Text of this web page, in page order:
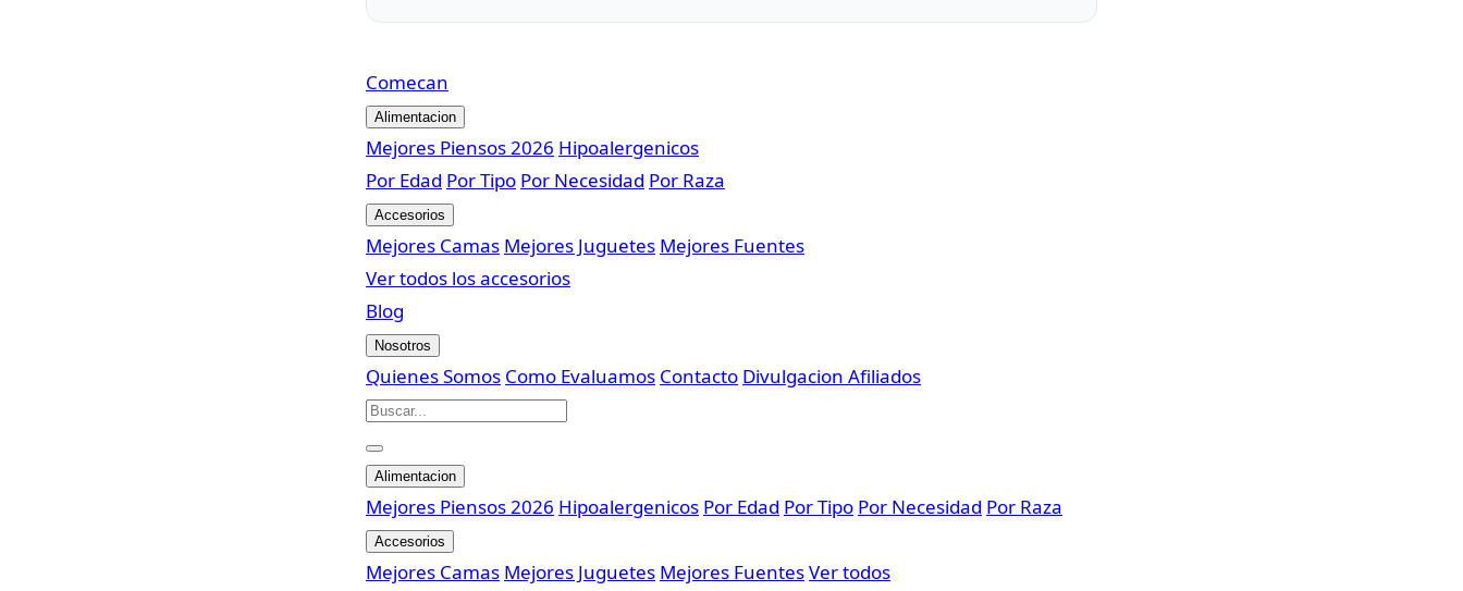
Comecan
Alimentacion
Mejores Piensos 2026 Hipoalergenicos
Por Edad Por Tipo Por Necesidad Por Raza
Accesorios
Mejores Camas Mejores Juguetes Mejores Fuentes
Ver todos los accesorios
Blog
Nosotros
Quienes Somos Como Evaluamos Contacto Divulgacion Afiliados
Alimentacion
Mejores Piensos 2026 Hipoalergenicos Por Edad Por Tipo Por Necesidad Por Raza
Accesorios
Mejores Camas Mejores Juguetes Mejores FuentesVer todos